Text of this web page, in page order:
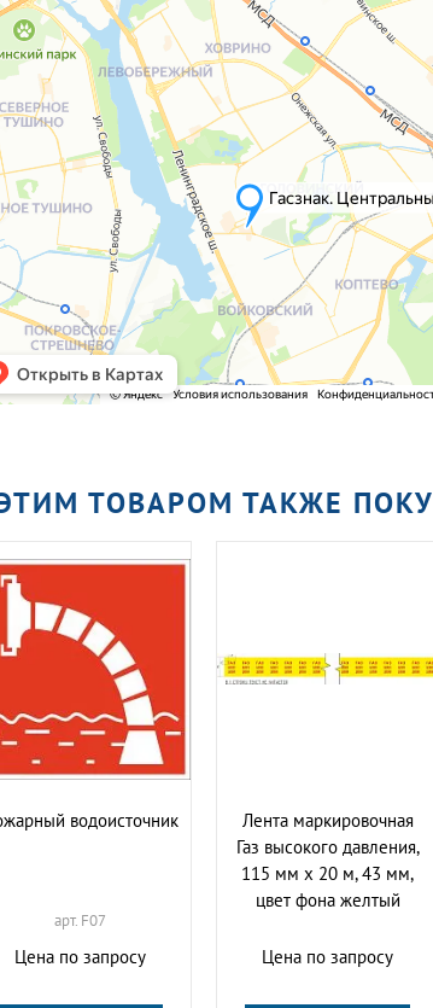
ТОВАРОМ ТАКЖЕ
водоисточник
арт. F07
Цена по запросу
Лента маркировочная
Газ высокого давления,
115 мм х 20 м, 43 мм,
цвет фона желтый
Цена по запросу